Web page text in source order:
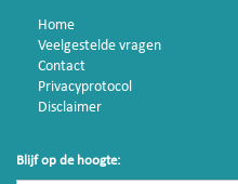
Home
Veelgestelde vragen
Contact
Privacyprotocol
Disclaimer
Blijf op de hoogte: